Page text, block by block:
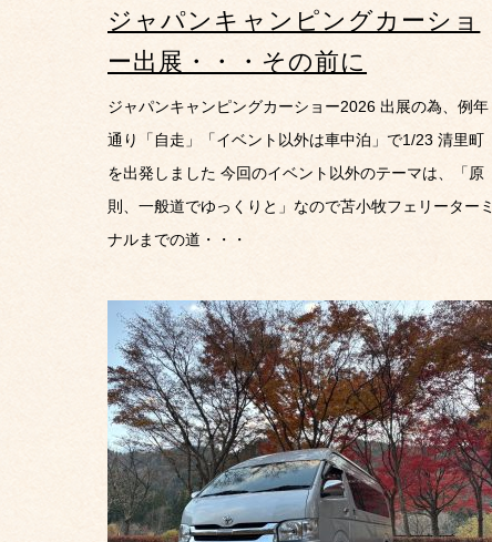
ジャパンキャンピングカーショ
ー出展・・・その前に
ジャパンキャンピングカーショー2026 出展の為、例年
通り「自走」「イベント以外は車中泊」で1/23 清里町
を出発しました 今回のイベント以外のテーマは、「原
則、一般道でゆっくりと」なので苫小牧フェリーターミ
ナルまでの道・・・